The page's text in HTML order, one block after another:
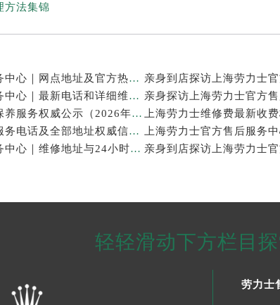
方法集锦
亲身探访上海劳力士官方售后服务中心｜网点地址及官方热线（2026年7月最新）
亲身探访上海劳力士官方售后服务中心｜最新电话和详细维修地址（2026年7月最新）
上海劳力士表修理售后专业维修保养服务权威公示（2026年7月最新）
上海劳力士官方售后服务中心｜服务电话及全部地址权威信息公示（2026年7月最新）
亲身探访上海劳力士官方售后服务中心｜维修地址与24小时服务电话（2026年7月最新）
轻轻滑动下方栏目
劳力士